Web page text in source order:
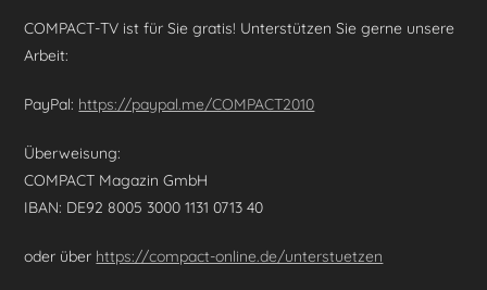
COMPACT-TV ist für Sie gratis! Unterstützen Sie gerne unsere
Arbeit:
PayPal: https://paypal.me/COMPACT2010
Überweisung:
COMPACT Magazin GmbH
IBAN: DE92 8005 3000 1131 0713 40
oder über https://compact-online.de/unterstuetzen